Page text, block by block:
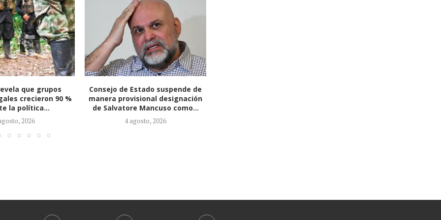
suspende de
designación
Mancuso como...
2026
Gobierno ofrece millonarias
recompensas tras atentado en
Cúcuta y señala a presuntos...
2 agosto, 2026